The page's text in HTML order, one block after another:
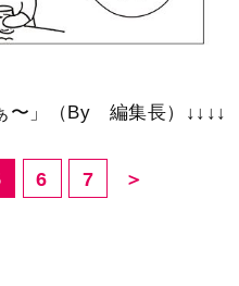
〜」（By 編集長）↓↓↓↓
6 7 ＞